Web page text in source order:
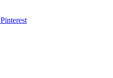
Pinterest